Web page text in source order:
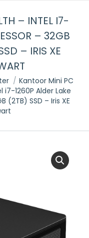
– INTEL I7-
– 32GB
– IRIS XE
Kantoor Mini PC
1260P Alder Lake
(2TB) SSD – Iris XE